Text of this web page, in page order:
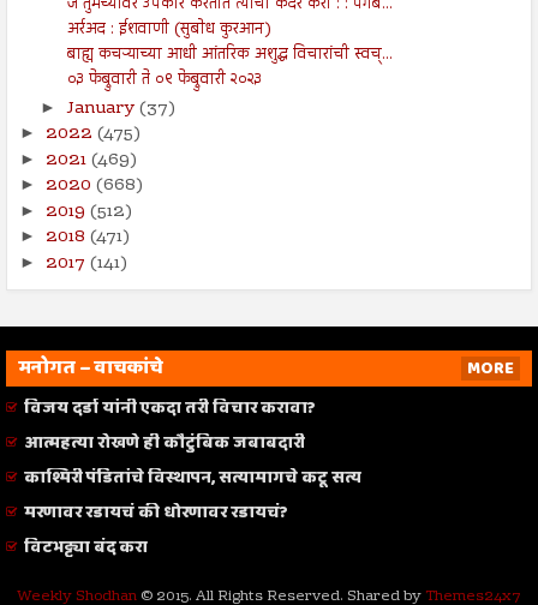
अर्रअद : ईशवाणी (सुबोध कुरआन)
बाह्य कचऱ्याच्या आधी आंतरिक अशुद्ध विचारांची स्वच्...
०३ फेब्रुवारी ते ०९ फेब्रुवारी २०२३
► January(37)
► 2022 (475)
► 2021(469)
► 2020 (668)
► 2019 (512)
► 2018 (471)
► 2017 (141)
मनोगत – वाचकांचे
MORE
विजय दर्डा यांनी एकदा तरी विचार करावा?
आत्महत्या रोखणे ही कौटुंबिक जबाबदारी
काश्मिरी पंडितांचे विस्थापन, सत्यामागचे कटू सत्य
मरणावर रडायचं की धोरणावर रडायचं?
विटभट्ट्या बंद करा
Weekly Shodhan © 2015. All Rights Reserved. Shared by Themes24x7